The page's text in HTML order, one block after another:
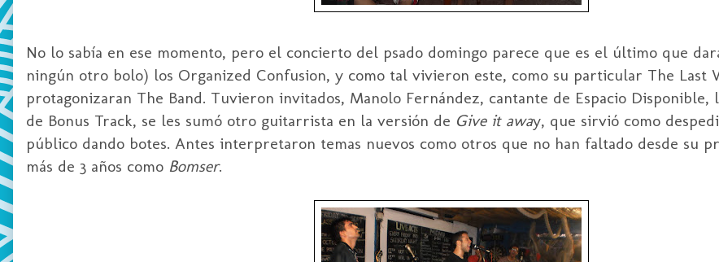
No lo sabía en ese momento, pero el concierto del psado domingo parece que es el último que
ningún otro bolo) los Organized Confusion, y como tal vivieron este, como su particular The Last
protagonizaran The Band. Tuvieron invitados, Manolo Fernández, cantante de Espacio Disponible,
de Bonus Track, se les sumó otro guitarrista en la versión de Give it away, que sirvió como
público dando botes. Antes interpretaron temas nuevos como otros que no han faltado desde su
más de 3 años como Bomser.